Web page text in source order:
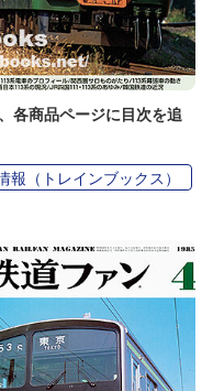
各商品ページに目次を追
報（トレインブックス）